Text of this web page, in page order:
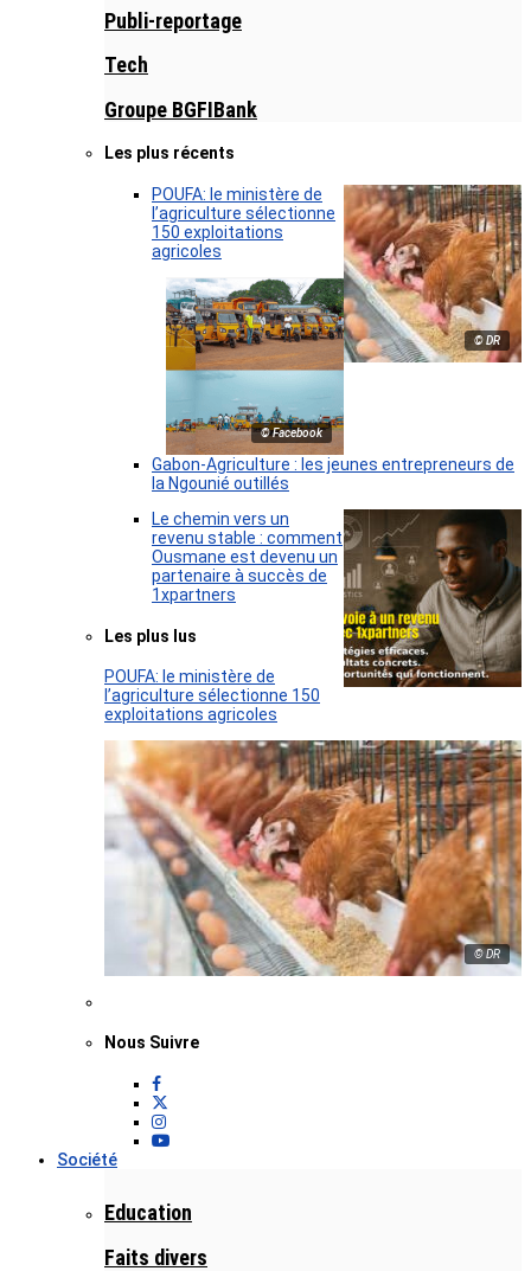
Publi-reportage
Tech
Groupe BGFIBank
Les plus récents
© DR
POUFA: le ministère de
l’agriculture sélectionne
150 exploitations
agricoles
© Facebook
Gabon-Agriculture : les jeunes entrepreneurs de
la Ngounié outillés
Le chemin vers un
revenu stable : comment
Ousmane est devenu un
partenaire à succès de
1xpartners
Les plus lus
POUFA: le ministère de
l’agriculture sélectionne 150
exploitations agricoles
© DR
Nous Suivre
Société
Education
Faits divers